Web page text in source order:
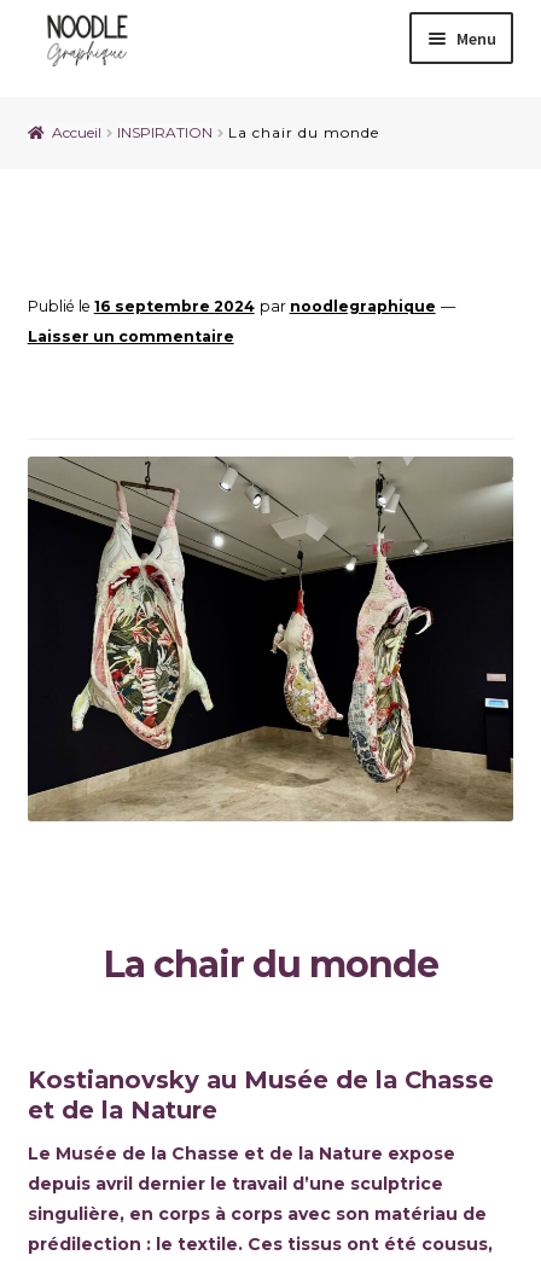
Menu
Accueil INSPIRATION La chair du monde
Publié le 16 septembre 2024 par noodlegraphique —
Laisser un commentaire
La chair du monde
Kostianovsky au Musée de la Chasse
et de la Nature
Le Musée de la Chasse et de la Nature expose
depuis avril dernier le travail d’une sculptrice
singulière, en corps à corps avec son matériau de
prédilection : le textile. Ces tissus ont été cousus,